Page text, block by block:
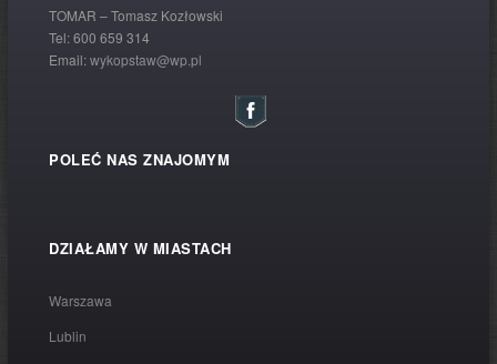
TOMAR – Tomasz Kozłowski
Tel:600 659 314
Email:wykopstaw@wp.pl
POLEĆ NAS ZNAJOMYM
DZIAŁAMY W MIASTACH
Warszawa
Lublin